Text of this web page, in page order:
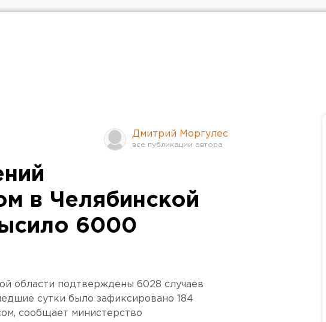
Дмитрий Моргулес
в Челябинской
6000
области подтверждены 6028 случаев
сутки было зафиксировано 184
сообщает министерство